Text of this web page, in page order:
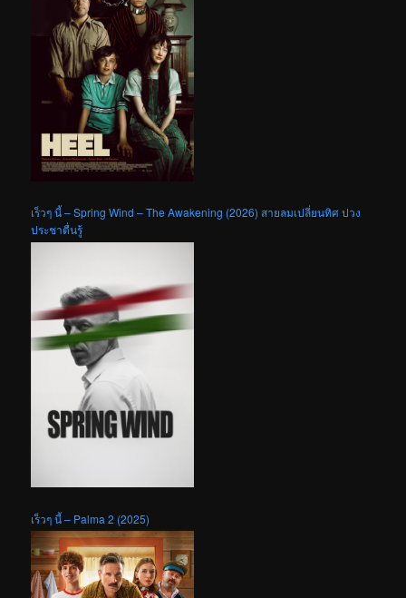
เร็วๆ นี้ – Spring Wind – The Awakening (2026) สายลมเปลี่ยนทิศ ปวง
ประชาตื่นรู้
เร็วๆ นี้ – Palma 2 (2025)